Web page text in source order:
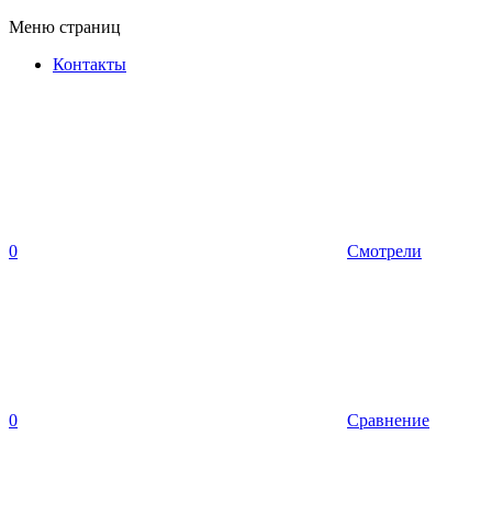
Меню страниц
Контакты
0 Смотрели
0 Сравнение